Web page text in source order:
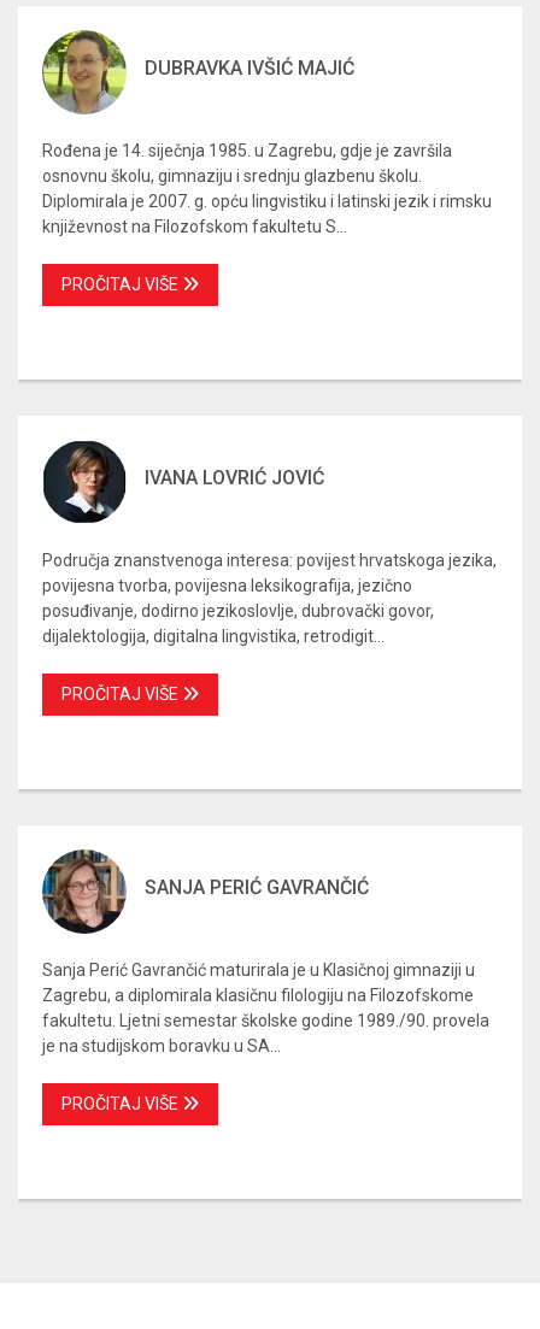
DUBRAVKA IVŠIĆ MAJIĆ
Rođena je 14. siječnja 1985. u Zagrebu, gdje je završila
osnovnu školu, gimnaziju i srednju glazbenu školu.
Diplomirala je 2007. g. opću lingvistiku i latinski jezik i rimsku
književnost na Filozofskom fakultetu S...
PROČITAJ VIŠE
IVANA LOVRIĆ JOVIĆ
Područja znanstvenoga interesa: povijest hrvatskoga jezika,
povijesna tvorba, povijesna leksikografija, jezično
posuđivanje, dodirno jezikoslovlje, dubrovački govor,
dijalektologija, digitalna lingvistika, retrodigit...
PROČITAJ VIŠE
SANJA PERIĆ GAVRANČIĆ
Sanja Perić Gavrančić maturirala je u Klasičnoj gimnaziji u
Zagrebu, a diplomirala klasičnu filologiju na Filozofskome
fakultetu. Ljetni semestar školske godine 1989./90. provela
je na studijskom boravku u SA...
PROČITAJ VIŠE